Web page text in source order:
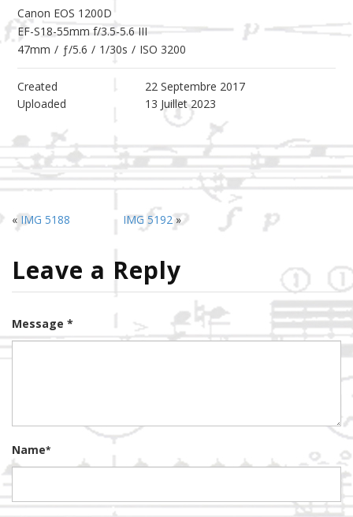
Canon EOS 1200D
EF-S18-55mm f/3.5-5.6 III
47mm / ƒ/5.6 / 1/30s / ISO 3200
Created
22 Septembre 2017
Uploaded
13 Juillet 2023
« IMG 5188 IMG 5192»
Leave a Reply
Message *
Name*